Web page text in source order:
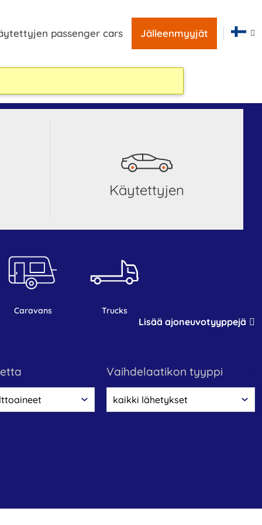
passenger cars Jälleenmyyjät
Käytettyjen
caravans trucks
Lisää ajoneuvotyyppejä
vaihdelaatikon tyyppi